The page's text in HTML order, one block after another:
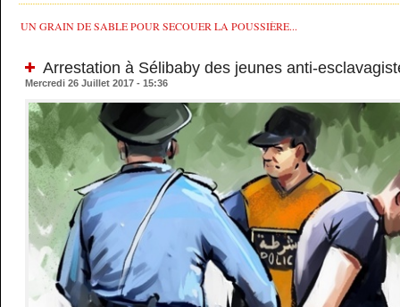
UN GRAIN DE SABLE POUR SECOUER LA POUSSIÈRE...
Arrestation à Sélibaby des jeunes anti-
Mercredi 26 Juillet 2017 - 15:36